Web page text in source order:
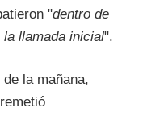
"dentro de
llamada inicial".
la mañana,